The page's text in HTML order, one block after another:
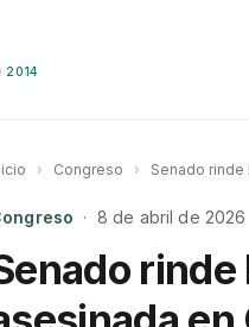
2014
› Congreso › Senado rinde
· 8 de abril de